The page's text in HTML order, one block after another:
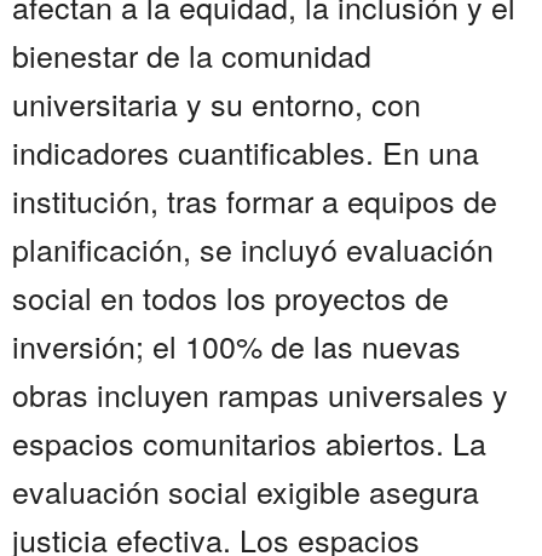
bienestar de la comunidad
universitaria y su entorno, con
indicadores cuantificables. En una
institución, tras formar a equipos de
planificación, se incluyó evaluación
social en todos los proyectos de
inversión; el 100% de las nuevas
obras incluyen rampas universales y
espacios comunitarios abiertos. La
evaluación social exigible asegura
justicia efectiva. Los espacios